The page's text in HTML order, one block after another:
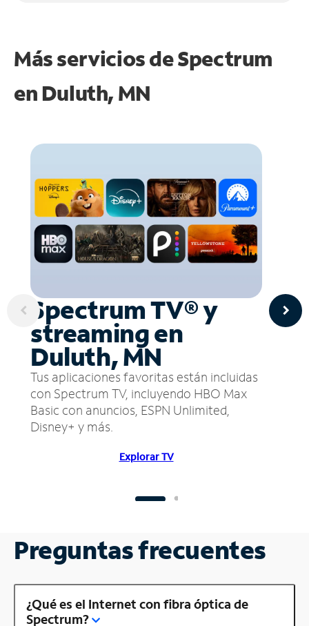
Más servicios de Spectrum
en Duluth, MN
Spectrum TV® y
streaming en
Duluth, MN
Tus aplicaciones favoritas están incluidas
con Spectrum TV, incluyendo HBO Max
Basic con anuncios, ESPN Unlimited,
Disney+ y más.
Explorar TV
Preguntas frecuentes
¿Qué es el Internet con fibra óptica de
Spectrum?